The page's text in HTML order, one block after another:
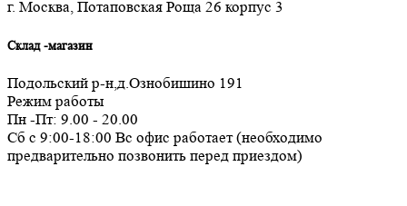
г. Москва, Потаповская Роща 26 корпус 3
Склад -магазин
Подольский р-н,д.Ознобишино 191
Режим работы
Пн -Пт: 9.00 - 20.00
Сб с 9:00-18:00 Вс офис работает (необходимо
предварительно позвонить перед приездом)